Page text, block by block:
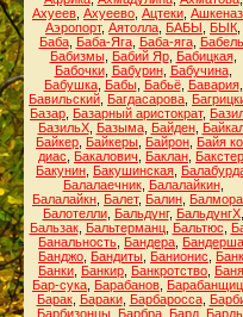
Ахуеев Ахуеево Ацтеки
Аэропорт, Аятолла БАБЫ БЫК
Баба, Баба-Яга, Баба-яга, Бабель
Бабизмы, Бабий Яр, Бабицкая,
Бабочки, Бабурин, Бабучина,
Бабушка, Бабы, Бабьё, Бавария,
Бавильский Багдасарова
Базар Базарный аристократ,
БазильХ, Базыма, Байден,
Байкер Байкеры Байрон Байя
диас
Бакалович Баклан Бакстер
Бакунин Бакушинская
Балалаечник, Балалайкин,
Балалайкн Балет, Балин
Балотелли, Бальдунг, БальдунгХ,
Бальзак, Бальтерманц, Бальтюс
Банальность Бандера Бандерша
Банджо Бандиты Банионис Банк
Банки Банкир Банкротство Баня
Бар-сука Барабанов
Барак, Бараки, Барбаросса,
Барбизонцы Барбра Бард